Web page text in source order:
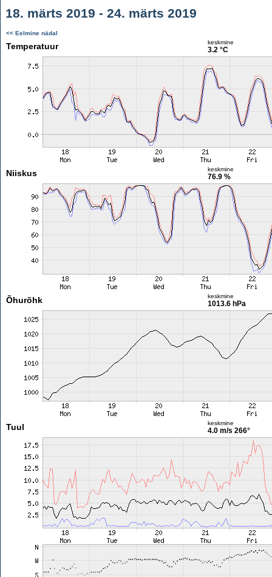
18. märts 2019 - 24. märts 2019
<< Eelmine nädal
Temperatuur keskmine
3.2 °C
Niiskus keskmine
76.9 %
Õhurõhk keskmine
1013.6 hPa
Tuul keskmine
4.0 m/s 266°